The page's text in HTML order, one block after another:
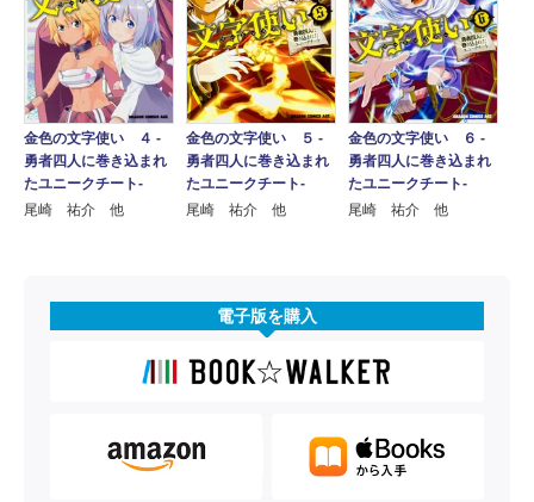
金色の文字使い ４ ‐
勇者四人に巻き込まれ
たユニークチート‐
尾崎 祐介 他
金色の文字使い ５ ‐
勇者四人に巻き込まれ
たユニークチート‐
尾崎 祐介 他
金色の文字使い ６ ‐
勇者四人に巻き込まれ
たユニークチート‐
尾崎 祐介 他
電子版を購入